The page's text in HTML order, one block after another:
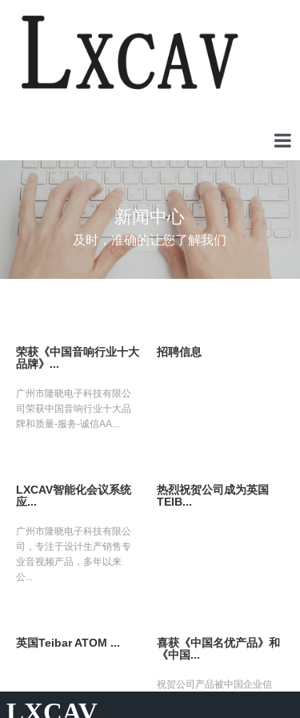
及时，准确的让您了解我们
新闻中心
荣获《中国音响行业十大
品牌》...
广州市隆晓电子科技有限公
司荣获中国音响行业十大品
牌和质量-服务-诚信AA...
招聘信息
LXCAV智能化会议系统
应...
广州市隆晓电子科技有限公
司，专注于设计生产销售专
业音视频产品，多年以来
公...
热烈祝贺公司成为英国
TEIB...
英国Teibar ATOM ...
喜获《中国名优产品》和
《中国...
祝贺公司产品被中国企业信